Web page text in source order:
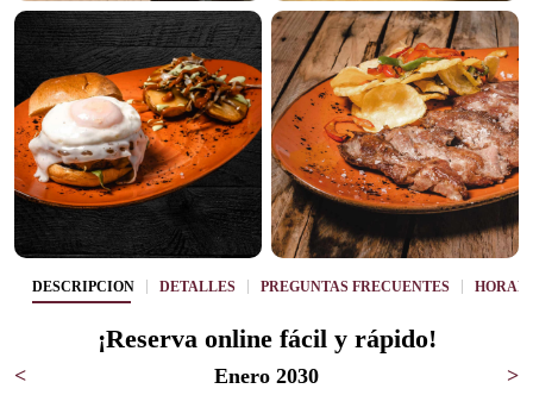
DESCRIPCIÓN DETALLES PREGUNTAS FRECUENTES
¡Reserva online fácil y rápido!
< Enero 2030 >